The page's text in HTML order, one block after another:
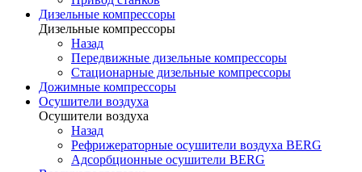
Дизельные компрессоры
Дизельные компрессоры
Назад
Передвижные дизельные компрессоры
Стационарные дизельные компрессоры
Дожимные компрессоры
Осушители воздуха
Осушители воздуха
Назад
Рефрижераторные осушители воздуха BERG
Адсорбционные осушители BERG